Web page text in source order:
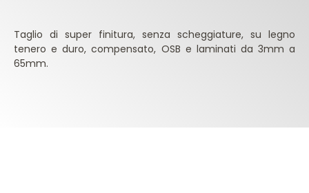
Taglio di super finitura, senza scheggiature, su legno
tenero e duro, compensato, OSB e laminati da 3mm a
65mm.